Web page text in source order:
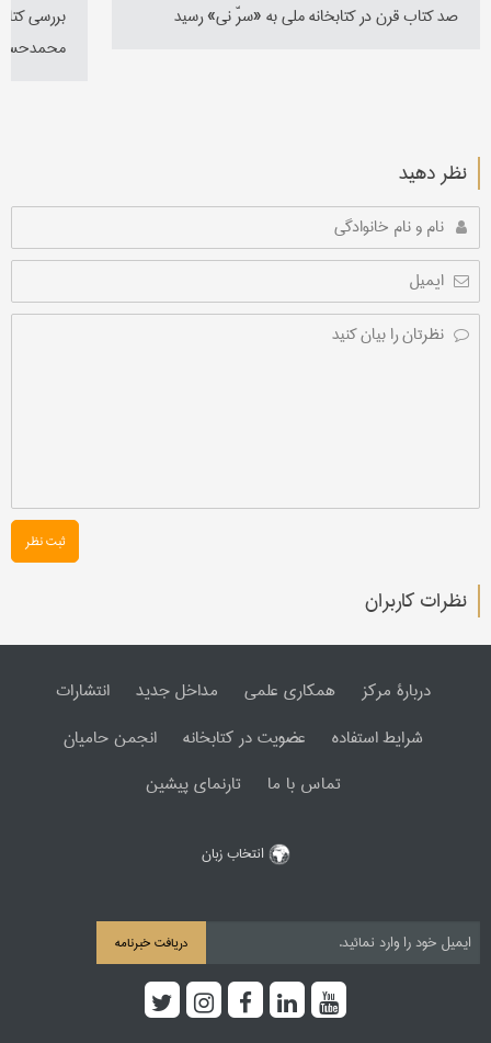
صد کتاب قرن در کتابخانه ملی به «سرّ نی» رسید
بررسی
نظر دهید
ثبت نظر
نظرات کاربران
دربارۀ مرکز همکاری علمی مداخل جدید
انتشارات
شرایط استفاده
عضویت در کتابخانه
انجمن حامیان
تماس با ما
تارنمای پیشین
انتخاب زبان
دریافت خبرنامه